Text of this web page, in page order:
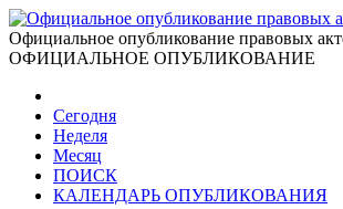
Официальное опубликование правовых
ОФИЦИАЛЬНОЕ ОПУБЛИКОВАНИЕ
Сегодня
Неделя
Месяц
ПОИСК
КАЛЕНДАРЬ ОПУБЛИКОВАНИЯ